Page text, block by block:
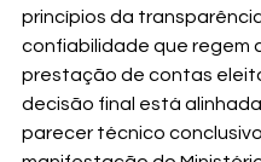
princípios da
confiabilidade que regem
prestação de contas
decisão final está
parecer técnico